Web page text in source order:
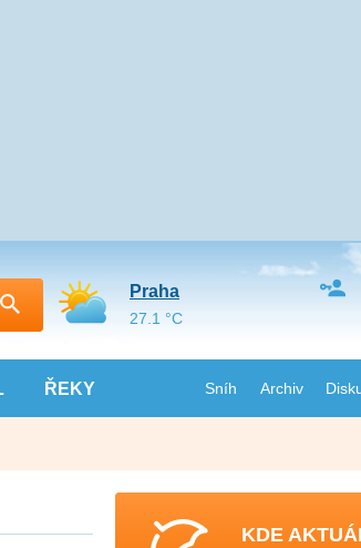
ŘEKY Sníh Archiv
Praha
27.1 °C
KDE